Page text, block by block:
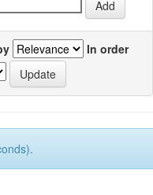
In order